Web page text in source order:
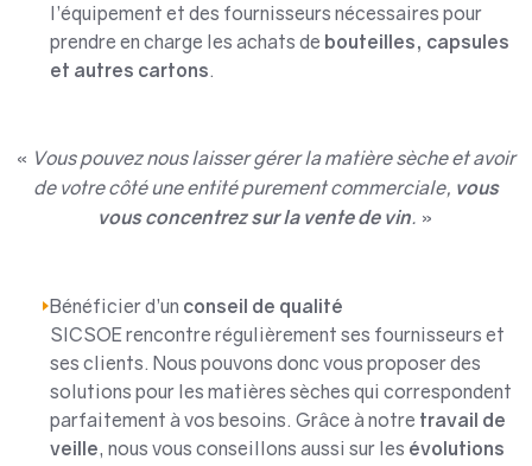
l’équipement et des fournisseurs nécessaires pour
prendre en charge les achats de bouteilles, capsules
et autres cartons.
« Vous pouvez nous laisser gérer la matière sèche et avoir
de votre côté une entité purement commerciale, vous
vous concentrez sur la vente de vin. »
Bénéficier d’un conseil de qualité
SICSOE rencontre régulièrement ses fournisseurs et
ses clients. Nous pouvons donc vous proposer des
solutions pour les matières sèches qui correspondent
parfaitement à vos besoins. Grâce à notre travail de
veille, nous vous conseillons aussi sur les évolutions